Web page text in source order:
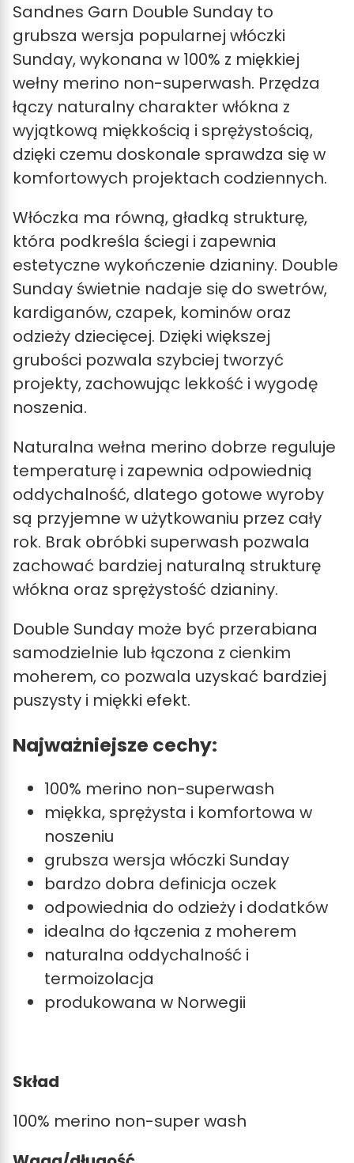
Sandnes Garn Double Sunday to
grubsza wersja popularnej włóczki
Sunday, wykonana w 100% z miękkiej
wełny merino non-superwash. Przędza
łączy naturalny charakter włókna z
wyjątkową miękkością i sprężystością,
dzięki czemu doskonale sprawdza się w
komfortowych projektach codziennych.
Włóczka ma równą, gładką strukturę,
która podkreśla ściegi i zapewnia
estetyczne wykończenie dzianiny. Double
Sunday świetnie nadaje się do swetrów,
kardiganów, czapek, kominów oraz
odzieży dziecięcej. Dzięki większej
grubości pozwala szybciej tworzyć
projekty, zachowując lekkość i wygodę
noszenia.
Naturalna wełna merino dobrze reguluje
temperaturę i zapewnia odpowiednią
oddychalność, dlatego gotowe wyroby
są przyjemne w użytkowaniu przez cały
rok. Brak obróbki superwash pozwala
zachować bardziej naturalną strukturę
włókna oraz sprężystość dzianiny.
Double Sunday może być przerabiana
samodzielnie lub łączona z cienkim
moherem, co pozwala uzyskać bardziej
puszysty i miękki efekt.
Najważniejsze cechy:
100% merino non-superwash
miękka, sprężysta i komfortowa w
noszeniu
grubsza wersja włóczki Sunday
bardzo dobra definicja oczek
odpowiednia do odzieży i dodatków
idealna do łączenia z moherem
naturalna oddychalność i
termoizolacja
produkowana w Norwegii
Skład
100% merino non-super wash